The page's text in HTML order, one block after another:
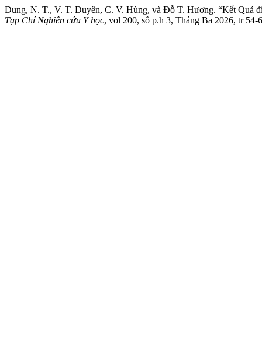
Dung, N. T., V. T. Duyên, C. V. Hùng, và Đỗ T. Hương. “Kết Quả
Tạp Chí Nghiên cứu Y học, vol 200, số p.h 3, Tháng Ba 2026, tr